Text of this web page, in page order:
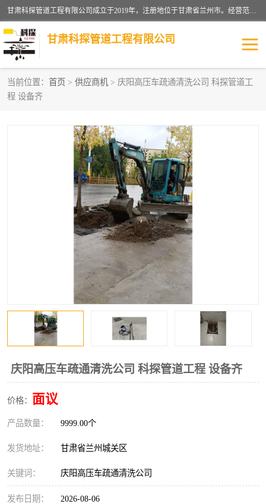
甘肃科探管道工程有限公司成立于2019年，注册地位于甘肃省兰州市。经营范围包括管道安装、清洗、疏通、维修、检测，防水工程，工程钻孔，化粪池清理，暖气安装，给排水管道安装维修，室内外管道如消防、供水、供热管道漏水检测定位，室内外防水堵漏等。
甘肃科探管道工程有限公司
当前位置： 首页 > 供应商机 > 庆阳高压车疏通清洗公司 科探管道工
程 设备齐
庆阳高压车疏通清洗公司 科探管道工程 设备齐
价格： 面议
产品数量： 9999.00个
发货地址： 甘肃省兰州城关区
关键词： 庆阳高压车疏通清洗公司
发布日期： 2026-08-06
管道安装维修
漏水检查维修 消防管道漏水
供热管道漏水 排水管道漏水
自来水管漏水 管道疏通
高压车疏通清淤